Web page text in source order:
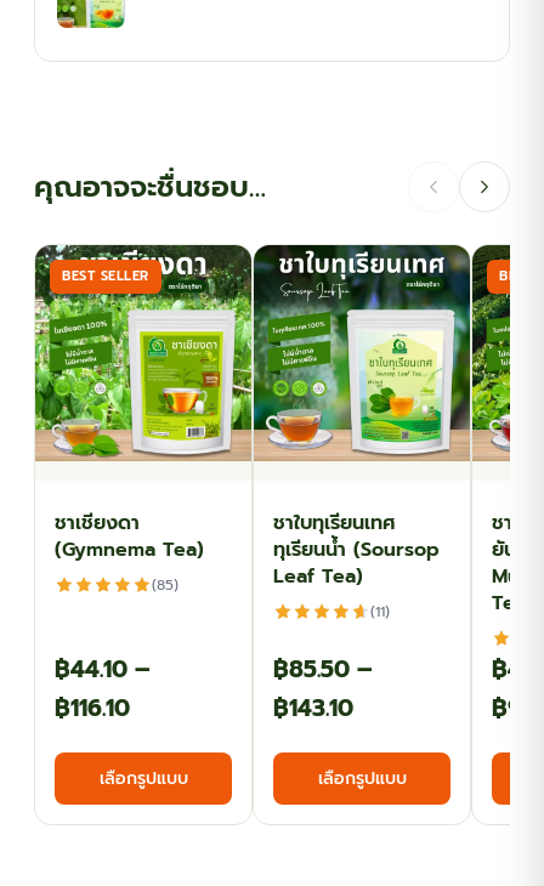
คุณอาจจะชื่นชอบ…
BEST SELLER
ชาเชียงดา
(Gymnema Tea)
(85)
฿44.10 –
฿116.10Price
range:
฿44.10
through
เลือกรูปแบบ
has
ชาใบทุเรียนเทศ
ทุเรียนน้ำ (Soursop
Leaf Tea)
(11)
฿85.50 –
฿143.10Price
range:
฿85.50
through
เลือกรูปแบบ
has
BEST
ชาใบ
ยัน
Tea)
฿
฿